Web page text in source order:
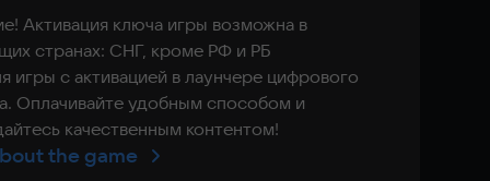
Активация ключа игры возможна в
странах: СНГ, кроме РФ и РБ
игры с активацией в лаунчере цифрового
Оплачивайте удобным способом и
качественным контентом!
the game